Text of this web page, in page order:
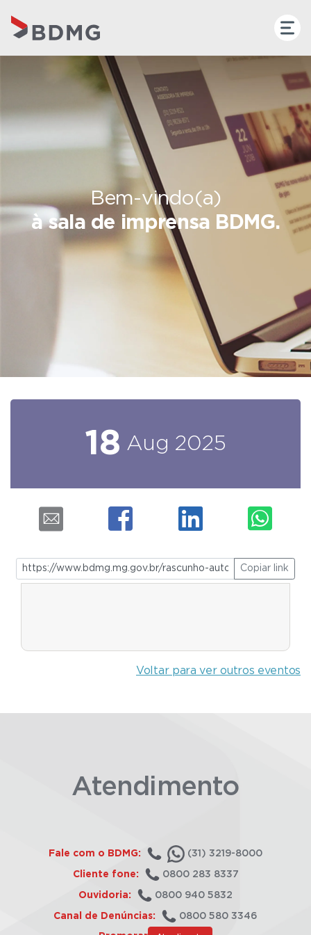
Bem-vindo(a)
à sala de imprensa BDMG.
18 Aug 2025
Copiar link
Voltar para ver outros eventos
Atendimento
Fale com o BDMG: (31) 3219-8000
Cliente fone: 0800 283 8337
Ouvidoria: 0800 940 5832
Canal de Denúncias: 0800 580 3346